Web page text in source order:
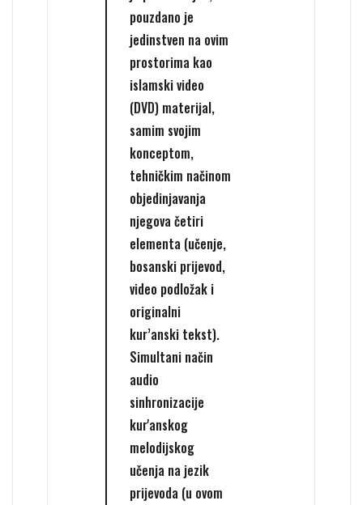
pouzdano je
jedinstven na ovim
prostorima kao
islamski video
(DVD) materijal,
samim svojim
konceptom,
tehničkim načinom
objedinjavanja
njegova četiri
elementa (učenje,
bosanski prijevod,
video podložak i
originalni
kur’anski tekst).
Simultani način
audio
sinhronizacije
kur'anskog
melodijskog
učenja na jezik
prijevoda (u ovom